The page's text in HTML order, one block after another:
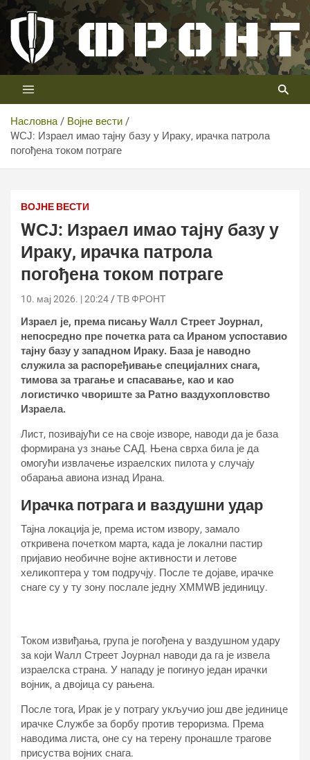
Скип
цонтент
Телевизија ФРОНТ
Први војни канал у Србији
Насловна
Војне вести
WСЈ: Израел имао тајну базу у Ираку, ирачка патрола
погођена током потраге
ВОЈНЕ ВЕСТИ
WСЈ: Израел имао тајну базу у
Ираку, ирачка патрола
погођена током потраге
10. мај 2026. | 20:24 ТВ ФРОНТ
Израел је, према писању Wалл Стреет Јоурнал,
непосредно пре почетка рата са Ираном успоставио
тајну базу у западном Ираку. База је наводно
служила за распоређивање специјалних снага,
тимова за трагање и спасавање, као и као
логистичко чвориште за Ратно ваздухопловство
Израела.
Лист, позивајући се на своје изворе, наводи да је база
формирана уз знање САД. Њена сврха била је да
омогући извлачење израелских пилота у случају
обарања авиона изнад Ирана.
Ирачка потрага и ваздушни удар
Тајна локација је, према истом извору, замало
откривена почетком марта, када је локални пастир
пријавио необичне војне активности и летове
хеликоптера у том подручју. После те дојаве, ирачке
снаге су у ту зону послале једну ХММWВ јединицу.
Током извиђања, група је погођена у ваздушном удару
за који Wалл Стреет Јоурнал наводи да га је извела
израелска страна. У нападу је погинуо један ирачки
војник, а двојица су рањена.
После тога, Ирак је у потрагу укључио још две јединице
ирачке Службе за борбу против тероризма. Према
наводима листа, оне су на терену пронашле трагове
присуства војних снага.